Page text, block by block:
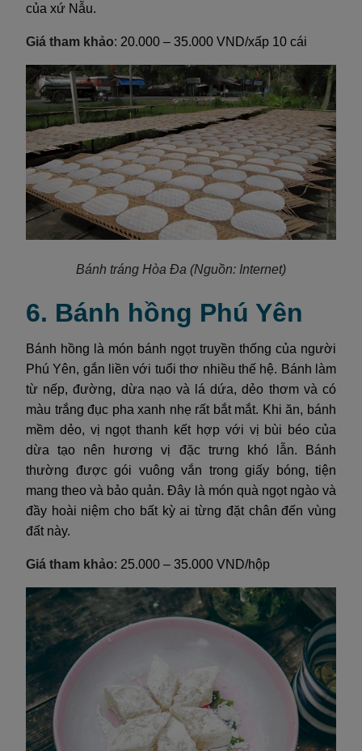
của xứ Nẫu.
Giá tham khảo: 20.000 – 35.000 VND/xấp 10 cái
Bánh tráng Hòa Đa (Nguồn: Internet)
6. Bánh hồng Phú Yên
Bánh hồng là món bánh ngọt truyền thống của người
Phú Yên, gắn liền với tuổi thơ nhiều thế hệ. Bánh làm
từ nếp, đường, dừa nạo và lá dứa, dẻo thơm và có
màu trắng đục pha xanh nhẹ rất bắt mắt. Khi ăn, bánh
mềm dẻo, vị ngọt thanh kết hợp với vị bùi béo của
dừa tạo nên hương vị đặc trưng khó lẫn. Bánh
thường được gói vuông vắn trong giấy bóng, tiện
mang theo và bảo quản. Đây là món quà ngọt ngào và
đầy hoài niệm cho bất kỳ ai từng đặt chân đến vùng
đất này.
Giá tham khảo: 25.000 – 35.000 VND/hộp